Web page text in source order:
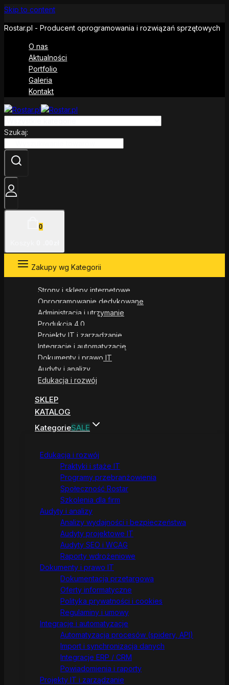
Skip to content
Rostar.pl - Producent oprogramowania i rozwiązań sprzętowych
O nas
Aktualności
Portfolio
Galeria
Kontakt
Szukaj:
0
Zakupy wg Kategorii
Strony i sklepy internetowe
Oprogramowanie dedykowane
Administracja i utrzymanie
Produkcja 4.0
Projekty IT i zarządzanie
Integracje i automatyzacje
Dokumenty i prawo IT
Audyty i analizy
Edukacja i rozwój
SKLEP
KATALOG
KategorieSALE
Edukacja i rozwój
Praktyki i staże IT
Programy przebranżowienia
Społeczność Rostar
Szkolenia dla firm
Audyty i analizy
Analizy wydajności i bezpieczeństwa
Audyty projektowe IT
Audyty SEO i WCAG
Raporty wdrożeniowe
Dokumenty i prawo IT
Dokumentacja przetargowa
Oferty informatyczne
Polityka prywatności i cookies
Regulaminy i umowy
Integracje i automatyzacje
Automatyzacja procesów (spidery, API)
Import i synchronizacja danych
Integracje ERP / CRM
Powiadomienia i raporty
Projekty IT i zarządzanie